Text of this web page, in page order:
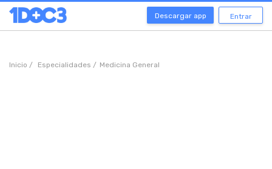
Descargar app Entrar
Inicio / Especialidades / Medicina General